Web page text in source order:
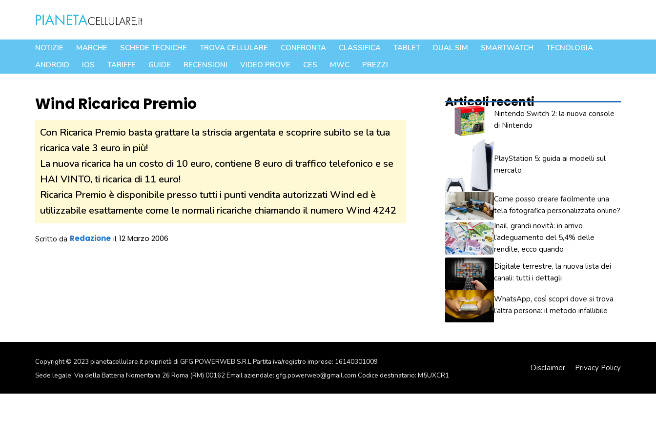
contenuto
NOTIZIE MARCHE SCHEDE TECNICHE TROVA CELLULARE CONFRONTA CLASSIFICA TABLET DUAL SIM SMARTWATCH
TECNOLOGIA
ANDROID
IOS TARIFFE GUIDE RECENSIONI VIDEO PROVE CES MWC PREZZI
Wind Ricarica Premio
Con Ricarica Premio basta grattare la striscia argentata e scoprire subito se la tua
ricarica vale 3 euro in più!
La nuova ricarica ha un costo di 10 euro, contiene 8 euro di traffico telefonico e se
HAI VINTO, ti ricarica di 11 euro!
Ricarica Premio è disponibile presso tutti i punti vendita autorizzati Wind ed è
utilizzabile esattamente come le normali ricariche chiamando il numero Wind 4242
Scritto da Redazione il 12 Marzo 2006
Articoli recenti
Nintendo Switch 2: la nuova console
di Nintendo
PlayStation 5: guida ai modelli sul
mercato
Come posso creare facilmente una
tela fotografica personalizzata online?
Inail, grandi novità: in arrivo
l’adeguamento del 5,4% delle
rendite, ecco quando
Digitale terrestre, la nuova lista dei
canali: tutti i dettagli
WhatsApp, così scopri dove si trova
l’altra persona: il metodo infallibile
Copyright © 2023 pianetacellulare.it proprietà di GFG POWERWEB S.R.L Partita iva/registro imprese: 16140301009
Sede legale: Via della Batteria Nomentana 26 Roma (RM) 00162 Email aziendale: gfg.powerweb@gmail.com Codice destinatario: M5UXCR1
Disclaimer Privacy Policy